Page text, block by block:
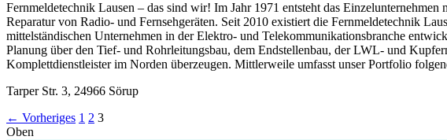
Fernmeldetechnik Lausen – das sind wir! Im Jahr 1971 entsteht das
Reparatur von Radio- und Fernsehgeräten. Seit 2010 existiert die Fernmeldetechnik
mittelständischen Unternehmen in der Elektro- und Telekommunikationsbranche
Planung über den Tief- und Rohrleitungsbau, dem Endstellenbau, der LWL- und
Komplettdienstleister im Norden überzeugen. Mittlerweile umfasst unser Portfolio
Tarper Str. 3, 24966 Sörup
← Vorheriges 1 2 3
Oben